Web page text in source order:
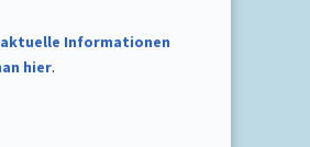
Informationen
hier.